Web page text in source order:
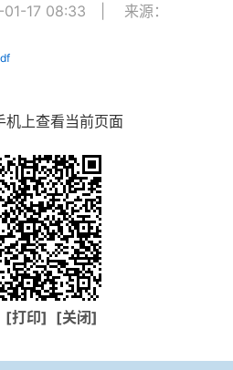
17 08:33 来源：
机上查看当前页面
[打印] [关闭]